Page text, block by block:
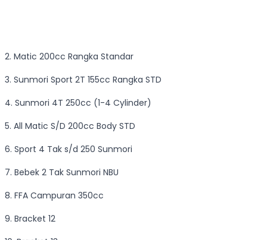
2. Matic 200cc Rangka Standar
3. Sunmori Sport 2T 155cc Rangka STD
4. Sunmori 4T 250cc (1-4 Cylinder)
5. All Matic S/D 200cc Body STD
6. Sport 4 Tak s/d 250 Sunmori
7. Bebek 2 Tak Sunmori NBU
8. FFA Campuran 350cc
9. Bracket 12